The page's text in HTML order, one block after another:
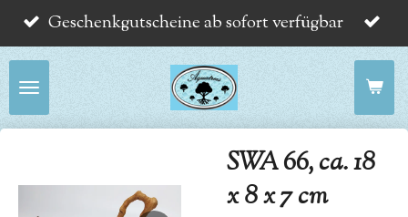
Zum
Hauptinhalt
springen
Geschenkgutscheine ab sofort verfügbar
SWA 66, ca. 18
x 8 x 7 cm